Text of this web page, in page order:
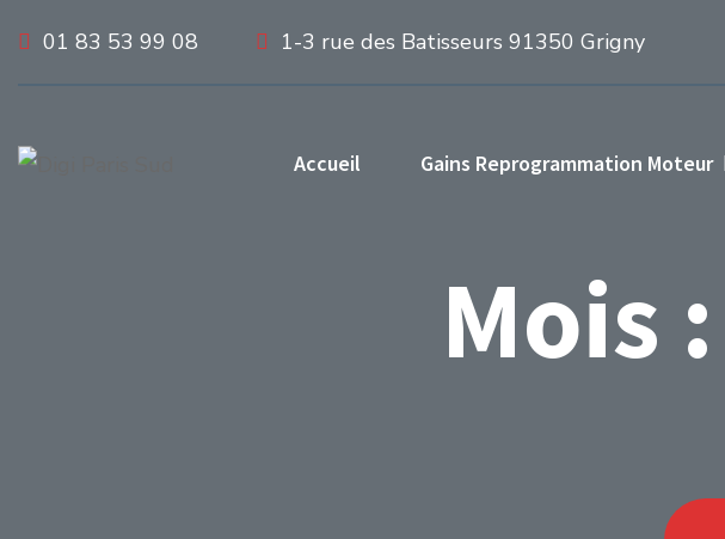
01 83 53 99 08 1-3 rue des Batisseurs 91350 Grigny
Accueil Gains Reprogrammation Moteur
Mois :